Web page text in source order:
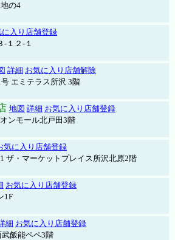
の4
に入り店舗登録
-１２-１
詳細 お気に入り店舗解除
エミテラス所沢 3階
地図 詳細 お気に入り店舗登録
ンモール北戸田3階
気に入り店舗登録
ザ・マーケットプレイス所沢北原2階
お気に入り店舗登録
1F
細 お気に入り店舗登録
飯能ペペ3階